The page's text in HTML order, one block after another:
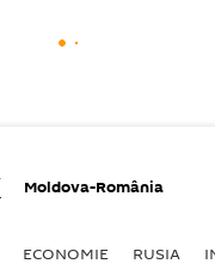
Moldova-România
ECONOMIE RUSIA